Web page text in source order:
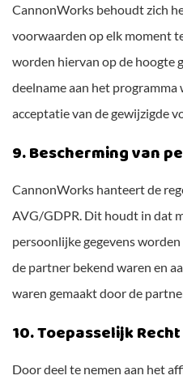
CannonWorks behoudt zich
voorwaarden op elk moment
worden hiervan op de hoogte
deelname aan het
acceptatie van de gewijzigde
9. Bescherming van
CannonWorks hanteert de
AVG/GDPR. Dit houdt in dat
persoonlijke gegevens
de partner bekend waren en
waren gemaakt door de
10. Toepasselijk Recht
Door deel te nemen aan het